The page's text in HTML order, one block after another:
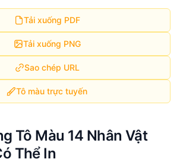
Tải xuống PDF
Tải xuống PNG
Sao chép URL
Tô màu trực tuyến
Tô Màu 14 Nhân Vật
Thể In